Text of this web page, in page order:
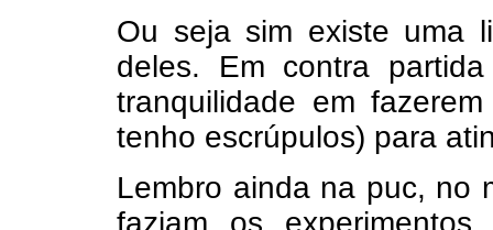
Ou seja sim existe uma
deles. Em contra
tranquilidade em
tenho escrúpulos) para
Lembro ainda na puc, no
faziam os